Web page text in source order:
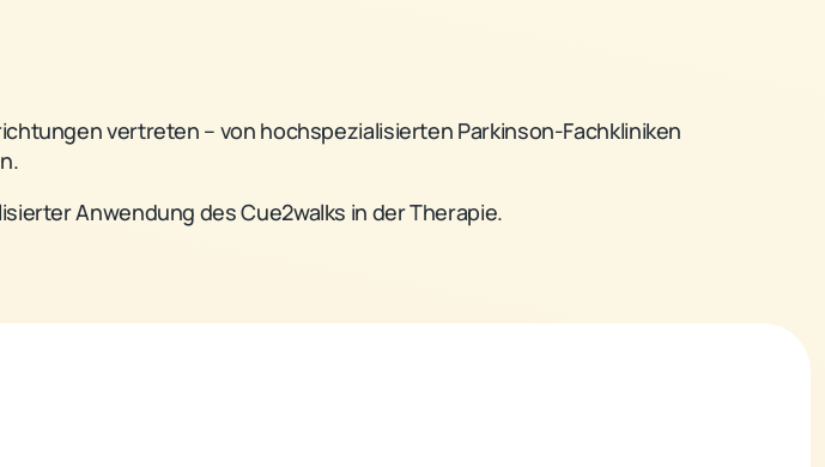
vertreten – von hochspezialisierten Parkinson-Fachkliniken
Anwendung des Cue2walks in der Therapie.